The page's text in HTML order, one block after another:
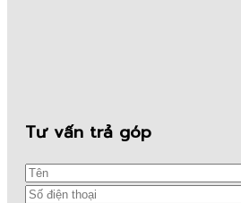
Tư vấn trả góp